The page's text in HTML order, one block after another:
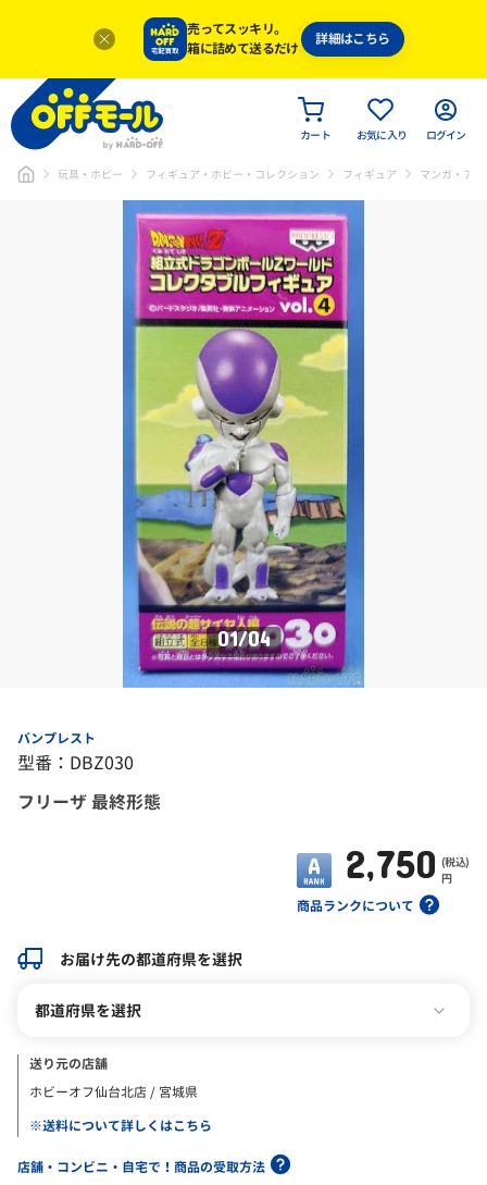
売ってスッキリ。
箱に詰めて送るだけ
詳細はこちら
カート お気に入り ログイン
玩具・ホビー フィギュア・ホビー・コレクション フィギュア マンガ・ア
01/04
バンプレスト
型番：DBZ030
フリーザ 最終形態
商品ランクについて
2,750 (税込)
円
お届け先の都道府県を選択
都道府県を選択
送り元の店舗
ホビーオフ仙台北店 / 宮城県
※送料について詳しくはこちら
店舗・コンビニ・自宅で！商品の受取方法